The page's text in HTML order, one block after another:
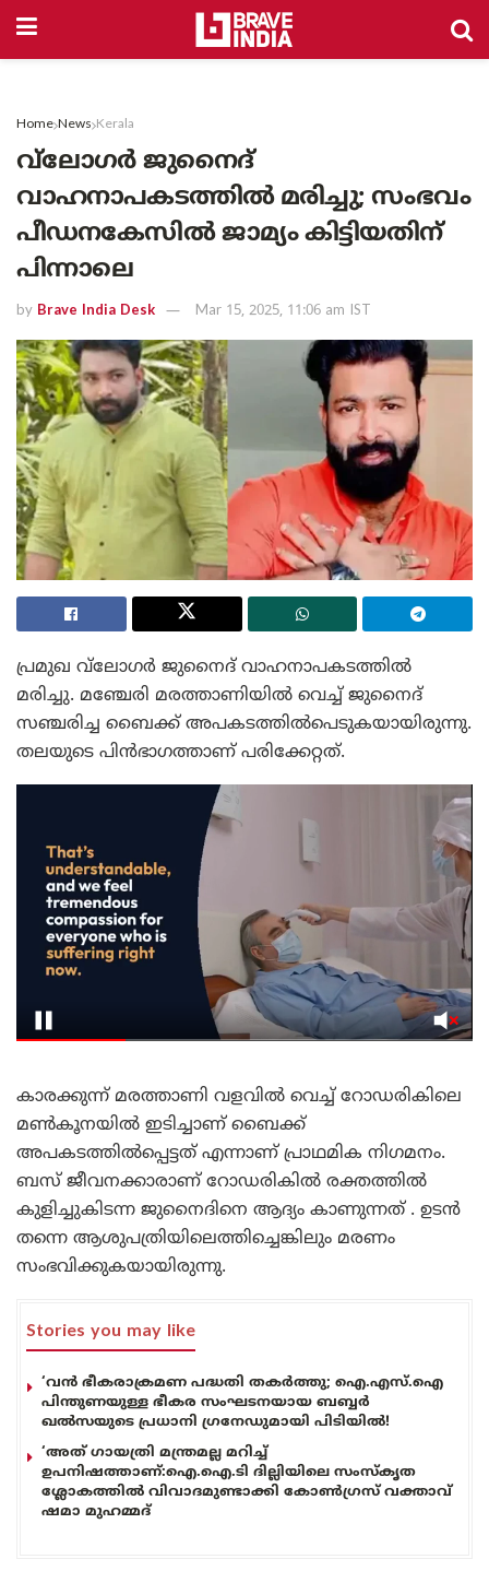
Home News Kerala
വ്‌ലോഗർ ജുനൈദ്
വാഹനാപകടത്തിൽ മരിച്ചു; സംഭവം
പീഡനകേസിൽ ജാമ്യം കിട്ടിയതിന്
പിന്നാലെ
by Brave India Desk Mar 15, 2025, 11:06 am IST
പ്രമുഖ വ്‌ലോഗർ ജുനൈദ് വാഹനാപകടത്തിൽ
മരിച്ചു. മഞ്ചേരി മരത്താണിയിൽ വെച്ച് ജുനൈദ്
സഞ്ചരിച്ച ബൈക്ക് അപകടത്തിൽപെടുകയായിരുന്നു.
തലയുടെ പിൻഭാഗത്താണ് പരിക്കേറ്റത്.
കാരക്കുന്ന് മരത്താണി വളവിൽ വെച്ച് റോഡരികിലെ
മൺകൂനയിൽ ഇടിച്ചാണ് ബൈക്ക്
അപകടത്തിൽപ്പെട്ടത് എന്നാണ് പ്രാഥമിക നിഗമനം.
ബസ് ജീവനക്കാരാണ് റോഡരികിൽ രക്തത്തിൽ
കുളിച്ചുകിടന്ന ജുനൈദിനെ ആദ്യം കാണുന്നത് . ഉടൻ
തന്നെ ആശുപത്രിയിലെത്തിച്ചെങ്കിലും മരണം
സംഭവിക്കുകയായിരുന്നു.
Stories you may like
‘വൻ ഭീകരാക്രമണ പദ്ധതി തകർത്തു; ഐ.എസ്.ഐ
പിന്തുണയുള്ള ഭീകര സംഘടനയായ ബബ്ബർ
ഖൽസയുടെ പ്രധാനി ഗ്രനേഡുമായി പിടിയിൽ!
‘അത് ഗായത്രി മന്ത്രമല്ല മറിച്ച്
ഉപനിഷത്താണ്:ഐ.ഐ.ടി ദില്ലിയിലെ സംസ്കൃത
ശ്ലോകത്തിൽ വിവാദമുണ്ടാക്കി കോൺഗ്രസ് വക്താവ്
ഷമാ മുഹമ്മദ്